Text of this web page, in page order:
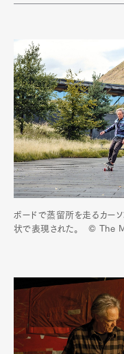
ボードで蒸留所を走るカー
状で表現された。 © The